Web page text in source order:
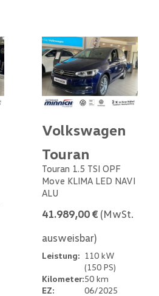
Volkswagen
Touran
Touran 1.5 TSI OPF
Move KLIMA LED NAVI
ALU
41.989,00 € (MwSt.
ausweisbar)
Leistung: 110 kW
(150 PS)
Kilometer:50 km
EZ:
06/2025